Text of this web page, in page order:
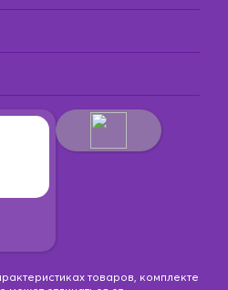
товаров, комплекте